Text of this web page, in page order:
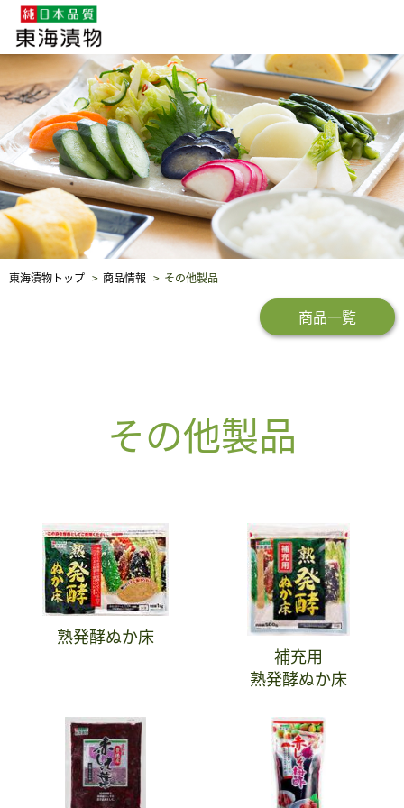
企業・採用情報 社会貢献 品質保証
東海漬物トップ 商品情報 その他製品
商品一覧
その他製品
熟発酵ぬか床
補充用
熟発酵ぬか床